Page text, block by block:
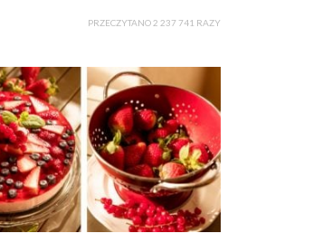
PRZECZYTANO 2 237 741 RAZY